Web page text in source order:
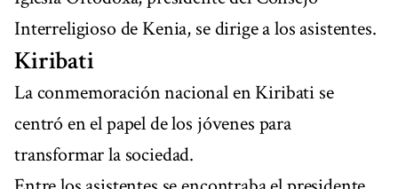
Interreligioso de Kenia, se dirige a los asistentes.
Kiribati
La conmemoración nacional en Kiribati se
centró en el papel de los jóvenes para
transformar la sociedad.